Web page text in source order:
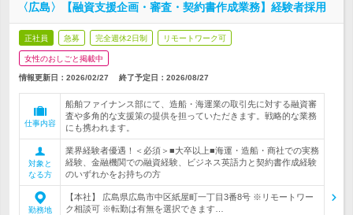
〈広島〉【融資支援企画・審査・契約書作成業務】経験者採用
正社員 急募 完全週休2日制 リモートワーク可
女性のおしごと掲載中
情報更新日：2026/02/27 終了予定日： 2026/08/27
仕事内容
船舶ファイナンス部にて、造船・海運業の取引先に対する融資審
査や多角的な支援策の提供を担っていただきます。戦略的な業務
にも携われます。
対象と
なる方
業界経験者優遇！＜必須＞■大卒以上■海運・造船・商社での実務
経験、金融機関での融資経験、ビジネス英語力と契約書作成経験
のいずれかをお持ちの方
勤務地
【本社】 広島県広島市中区紙屋町一丁目3番8号 ※リモートワー
ク相談可 ※転勤は有無を選択できます…